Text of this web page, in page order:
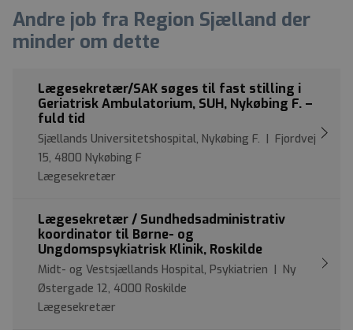
Andre job fra Region Sjælland der
minder om dette
Lægesekretær/SAK søges til fast stilling i
Geriatrisk Ambulatorium, SUH, Nykøbing F. –
fuld tid
Sjællands Universitetshospital, Nykøbing F. | Fjordvej
15, 4800 Nykøbing F
Lægesekretær
Lægesekretær / Sundhedsadministrativ
koordinator til Børne- og
Ungdomspsykiatrisk Klinik, Roskilde
Midt- og Vestsjællands Hospital, Psykiatrien | Ny
Østergade 12, 4000 Roskilde
Lægesekretær